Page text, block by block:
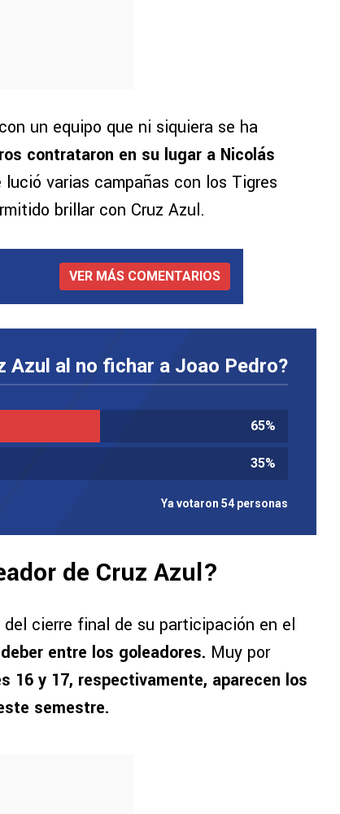
un equipo que ni siquiera se ha
contrataron en su lugar a Nicolás
varias campañas con los Tigres
brillar con Cruz Azul.
VER MÁS COMENTARIOS
Azul al no fichar a Joao Pedro?
65%
35%
Ya votaron 54 personas
de Cruz Azul?
cierre final de su participación en el
entre los goleadores. Muy por
16 y 17, respectivamente, aparecen los
semestre.